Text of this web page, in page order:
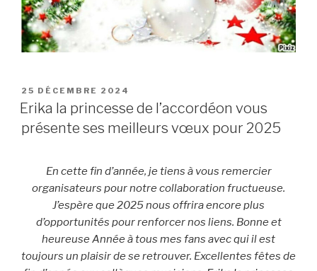
POSTED
ON
25 DÉCEMBRE 2024
Erika la princesse de l’accordéon vous
présente ses meilleurs vœux pour 2025
En cette fin d’année, je tiens à vous remercier
organisateurs pour notre collaboration fructueuse.
J’espère que 2025 nous offrira encore plus
d’opportunités pour renforcer nos liens. Bonne et
heureuse Année à tous mes fans avec qui il est
toujours un plaisir de se retrouver. Excellentes fêtes de